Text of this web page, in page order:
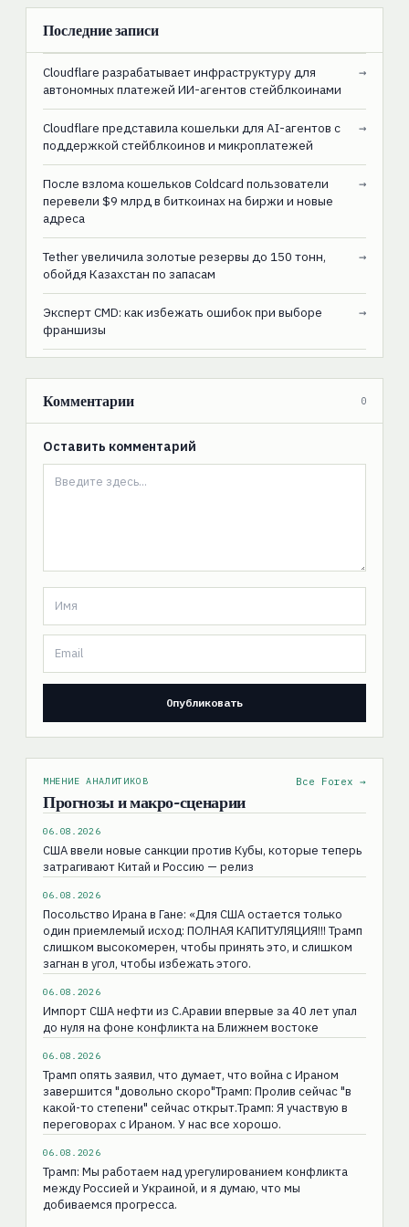
Последние записи
Cloudflare разрабатывает инфраструктуру для
автономных платежей ИИ-агентов стейблкоинами
→
Cloudflare представила кошельки для AI-агентов с
поддержкой стейблкоинов и микроплатежей
→
После взлома кошельков Coldcard пользователи
перевели $9 млрд в биткоинах на биржи и новые
адреса
→
Tether увеличила золотые резервы до 150 тонн,
обойдя Казахстан по запасам
→
Эксперт CMD: как избежать ошибок при выборе
франшизы
→
Комментарии 0
Оставить комментарий
МНЕНИЕ АНАЛИТИКОВ
Прогнозы и макро-сценарии
Все Forex →
06.08.2026
США ввели новые санкции против Кубы, которые теперь
затрагивают Китай и Россию — релиз
06.08.2026
Посольство Ирана в Гане: «Для США остаeтся только
один приемлемый исход: ПОЛНАЯ КАПИТУЛЯЦИЯ!!! Трамп
слишком высокомерен, чтобы принять это, и слишком
загнан в угол, чтобы избежать этого.
06.08.2026
Импорт США нефти из С.Аравии впервые за 40 лет упал
до нуля на фоне конфликта на Ближнем востоке
06.08.2026
Трамп опять заявил, что думает, что война с Ираном
завершится "довольно скоро"Трамп: Пролив сейчас "в
какой-то степени" сейчас открыт.Трамп: Я участвую в
переговорах с Ираном. У нас все хорошо.
06.08.2026
Трамп: Мы работаем над урегулированием конфликта
между Россией и Украиной, и я думаю, что мы
добиваемся прогресса.